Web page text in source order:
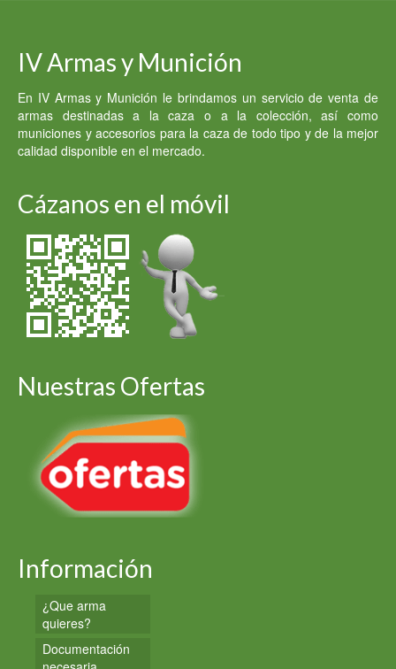
5,000.00 €.3,000.00 €.
IV Armas y Munición
En IV Armas y Munición le brindamos un servicio de venta de
armas destinadas a la caza o a la colección, así como
municiones y accesorios para la caza de todo tipo y de la mejor
calidad disponible en el mercado.
Cázanos en el móvil
Nuestras Ofertas
Información
¿Que arma
quieres?
Documentación